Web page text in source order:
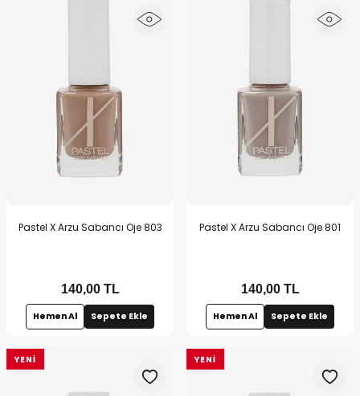
Pastel X Arzu Sabancı Oje 803
140,00TL
Hemen Al Sepete Ekle
Pastel X Arzu Sabancı Oje 801
140,00TL
Hemen Al Sepete Ekle
YENI YENI